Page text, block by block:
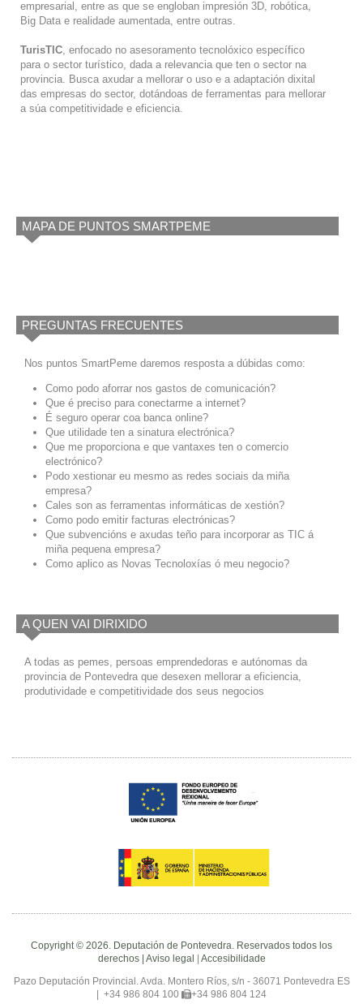
empresarial, entre as que se engloban impresión 3D, robótica,
Big Data e realidade aumentada, entre outras.
TurisTIC, enfocado no asesoramento tecnolóxico específico
para o sector turístico, dada a relevancia que ten o sector na
provincia. Busca axudar a mellorar o uso e a adaptación dixital
das empresas do sector, dotándoas de ferramentas para mellorar
a súa competitividade e eficiencia.
MAPA DE PUNTOS SMARTPEME
PREGUNTAS FRECUENTES
Nos puntos SmartPeme daremos resposta a dúbidas como:
Como podo aforrar nos gastos de comunicación?
Que é preciso para conectarme a internet?
É seguro operar coa banca online?
Que utilidade ten a sinatura electrónica?
Que me proporciona e que vantaxes ten o comercio
electrónico?
Podo xestionar eu mesmo as redes sociais da miña
empresa?
Cales son as ferramentas informáticas de xestión?
Como podo emitir facturas electrónicas?
Que subvencións e axudas teño para incorporar as TIC á
miña pequena empresa?
Como aplico as Novas Tecnoloxías ó meu negocio?
A QUEN VAI DIRIXIDO
A todas as pemes, persoas emprendedoras e autónomas da
provincia de Pontevedra que desexen mellorar a eficiencia,
produtividade e competitividade dos seus negocios
Copyright © 2026. Deputación de Pontevedra. Reservados todos los
derechos | Aviso legal | Accesibilidade
Pazo Deputación Provincial. Avda. Montero Ríos, s/n - 36071 Pontevedra ES
| +34 986 804 100 +34 986 804 124